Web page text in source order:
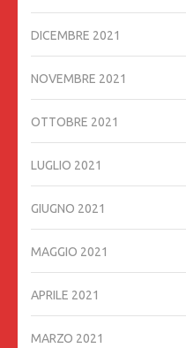
DICEMBRE 2021
NOVEMBRE 2021
OTTOBRE 2021
LUGLIO 2021
GIUGNO 2021
MAGGIO 2021
APRILE 2021
MARZO 2021